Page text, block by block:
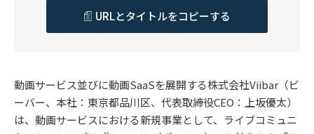
URLとタイトルをコピーする
動画サービス並びに動画SaaSを展開する株式会社Viibar（ビ
ーバー、本社：東京都品川区、代表取締役CEO：上坂優太）
は、動画サービスにおける新規事業として、ライブコミュニ